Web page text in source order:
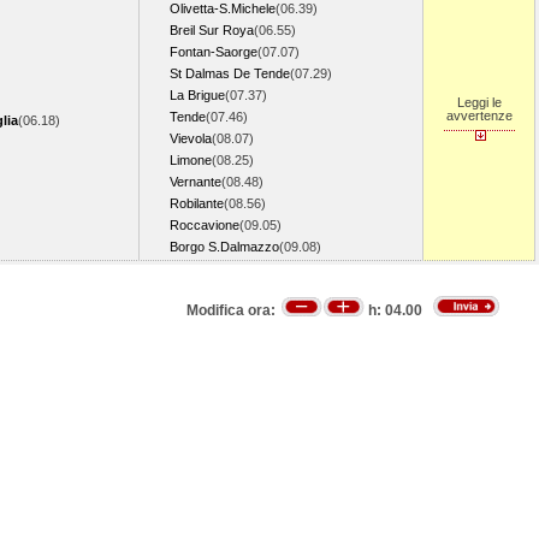
(06.18)
Olivetta-S.Michele(06.39)
Breil Sur Roya(06.55)
Fontan-Saorge(07.07)
St Dalmas De Tende(07.29)
La Brigue(07.37)
Tende(07.46)
Vievola(08.07)
Limone(08.25)
Vernante(08.48)
Robilante(08.56)
Roccavione(09.05)
Borgo S.Dalmazzo(09.08)
Leggi le
avvertenze
Modifica ora: h: 04.00